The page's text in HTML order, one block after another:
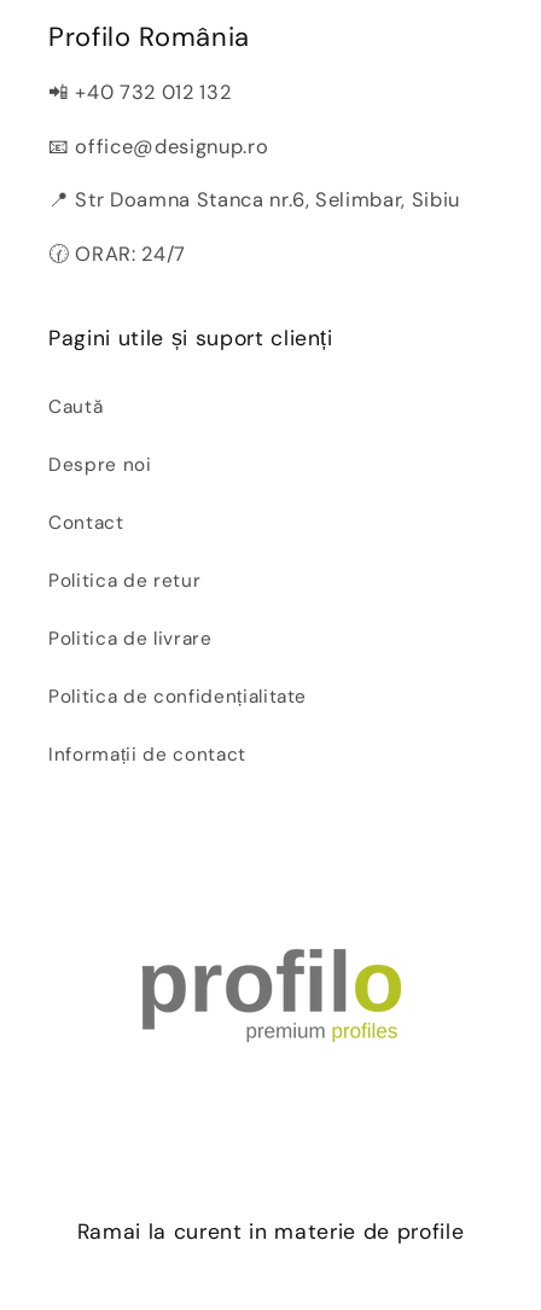
Profilo România
📲 +40 732 012 132
📧 office@designup.ro
📍 Str Doamna Stanca nr.6, Selimbar, Sibiu
🕜 ORAR: 24/7
Pagini utile și suport clienți
Caută
Despre noi
Contact
Politica de retur
Politica de livrare
Politica de confidențialitate
Informații de contact
Ramai la curent in materie de profile